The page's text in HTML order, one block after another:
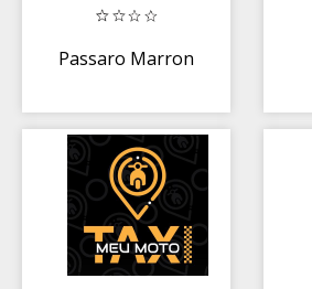
Passaro Marron